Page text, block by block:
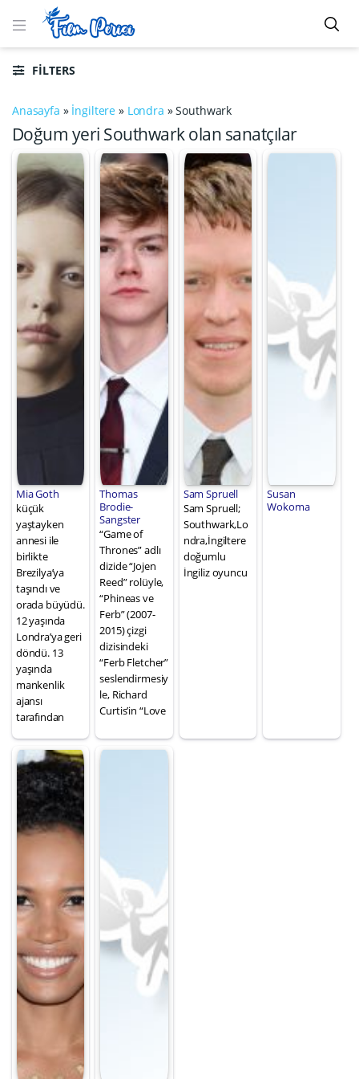
FILTERS
Anasayfa » İngiltere » Londra »Southwark
Doğum yeri Southwark olan sanatçılar
Mia Goth
küçük
yaştayken
annesi ile
birlikte
Brezilya’ya
taşındı ve
orada büyüdü.
12 yaşında
Londra’ya geri
döndü. 13
yaşında
mankenlik
ajansı
tarafından
Thomas
Brodie-
Sangster
“Game of
Thrones” adlı
dizide “Jojen
Reed” rolüyle,
“Phineas ve
Ferb” (2007-
2015) çizgi
dizisindeki
“Ferb Fletcher”
seslendirmesiy
le, Richard
Curtis’in “Love
Sam Spruell
Sam Spruell;
Southwark,Lo
ndra,İngiltere
doğumlu
İngiliz oyuncu
Susan
Wokoma